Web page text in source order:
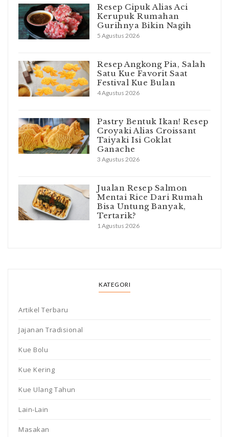
Resep Cipuk Alias Aci
Kerupuk Rumahan
Gurihnya Bikin Nagih
5 Agustus 2026
Resep Angkong Pia, Salah
Satu Kue Favorit Saat
Festival Kue Bulan
4 Agustus 2026
Pastry Bentuk Ikan! Resep
Croyaki Alias Croissant
Taiyaki Isi Coklat
Ganache
3 Agustus 2026
Jualan Resep Salmon
Mentai Rice Dari Rumah
Bisa Untung Banyak,
Tertarik?
1 Agustus 2026
KATEGORI
Artikel Terbaru
Jajanan Tradisional
Kue Bolu
Kue Kering
Kue Ulang Tahun
Lain-Lain
Masakan